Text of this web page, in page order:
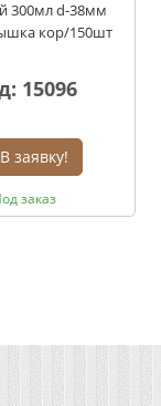
300мл d-38мм
кор/150шт
15096
В заявку!
заказ